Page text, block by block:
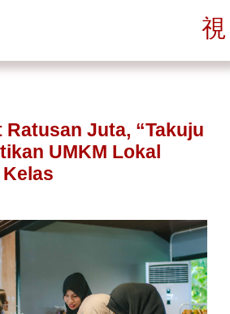
Ratusan Juta, “Takuju
UMKM Lokal